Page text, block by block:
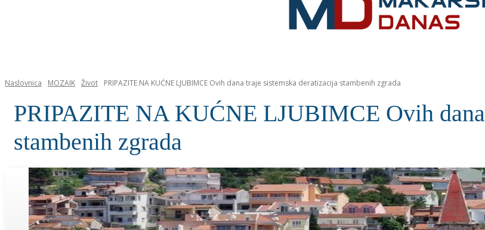
Naslovnica MOZAIK Život PRIPAZITE NA KUĆNE LJUBIMCE Ovih dana traje sistemska deratizacija stambenih zgrada
PRIPAZITE NA KUĆNE LJUBIMCE Ovih
stambenih zgrada